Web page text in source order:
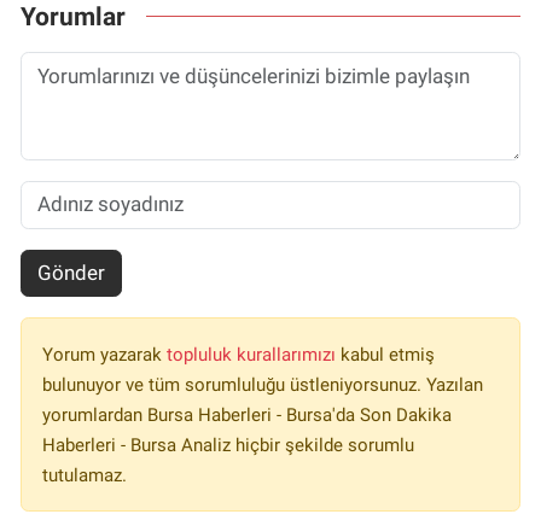
Yorumlar
Gönder
Yorum yazarak topluluk kurallarımızı kabul etmiş
bulunuyor ve tüm sorumluluğu üstleniyorsunuz. Yazılan
yorumlardan Bursa Haberleri - Bursa'da Son Dakika
Haberleri - Bursa Analiz hiçbir şekilde sorumlu
tutulamaz.